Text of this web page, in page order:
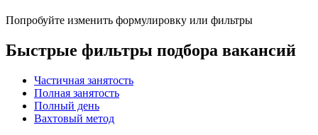
Попробуйте изменить формулировку или фильтры
Быстрые фильтры подбора вакансий
Частичная занятость
Полная занятость
Полный день
Вахтовый метод